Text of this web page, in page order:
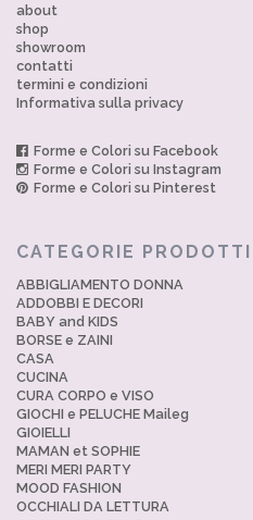
about
shop
showroom
contatti
termini e condizioni
Informativa sulla privacy
Forme e Colori su Facebook
Forme e Colori su Instagram
Forme e Colori su Pinterest
CATEGORIE PRODOTTI
ABBIGLIAMENTO DONNA
ADDOBBI E DECORI
BABY and KIDS
BORSE e ZAINI
CASA
CUCINA
CURA CORPO e VISO
GIOCHI e PELUCHE Maileg
GIOIELLI
MAMAN et SOPHIE
MERI MERI PARTY
MOOD FASHION
OCCHIALI DA LETTURA